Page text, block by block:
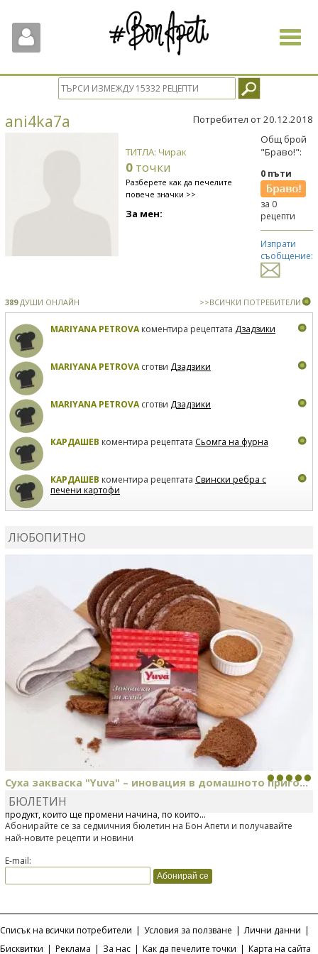
Toggle
ani4ka7a Потребител от 20.12.2018
ТИТЛА: Чирак
0 точки
Разберете как да печелите
повече значки >>
За мен:
Общ брой
"Браво!":
0 пъти
за 0
рецепти
Изпрати
съобщение:
389ДУШИ ОНЛАЙН >>ВСИЧКИ ПОТРЕБИТЕЛИ
MARIYANA PETROVAкоментира рецептата Дзадзики
MARIYANA PETROVAсготви Дзадзики
MARIYANA PETROVAсготви Дзадзики
КАРДАШЕВ коментира рецептата Сьомга на фурна
КАРДАШЕВ коментира рецептата Свински ребра с
печени картофи
ЛЮБОПИТНО
Суха закваска "Yuva" – иновация в домашното приго...
Отскоро Лесафр България стартира предлагането на изцяло нов
продукт, който ще промени начина, по който...
БЮЛЕТИН
Абонирайте се за седмичния бюлетин на Бон Апети и получавайте
най-новите рецепти и новини
E-mail:
Списък на всички потребители | Условия за ползване | Лични данни |
Бисквитки | Реклама | За нас | Как да печелите точки | Карта на сайта